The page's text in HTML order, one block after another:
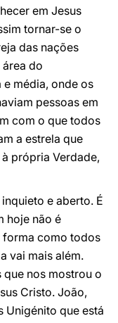
em Jesus
tornar-se o
das nações
do
média, onde os
pessoas em
com o que todos
a estrela que
própria Verdade,
e aberto. É
hoje não é
forma como todos
vai mais além.
que nos mostrou o
Cristo. João,
Unigénito que está